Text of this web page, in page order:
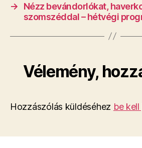
→
Nézz bevándorlókat,
szomszéddal – hétvégi
Vélemény,
Hozzászólás küldéséhez be